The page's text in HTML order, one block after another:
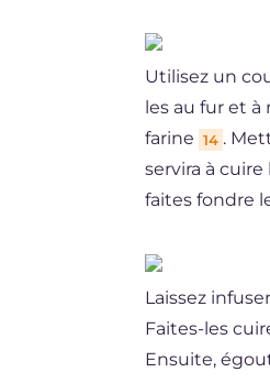
Utilisez un
les au fur et
farine 14 .
servira à
faites fondre
Laissez
Faites-les
Ensuite,